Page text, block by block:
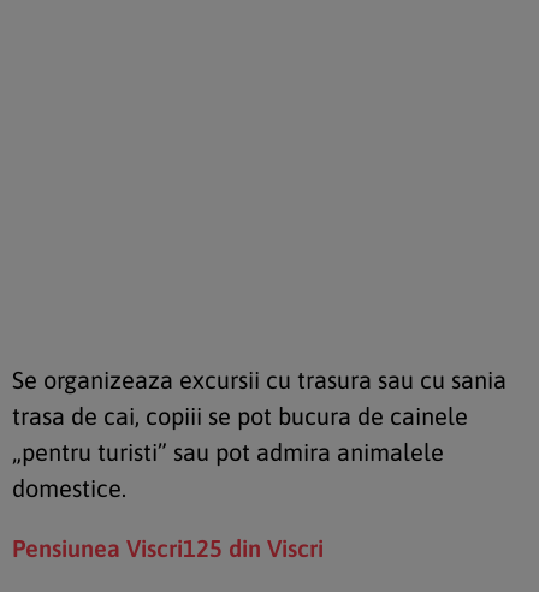
Se organizeaza excursii cu trasura sau cu sania
trasa de cai, copiii se pot bucura de cainele
„pentru turisti” sau pot admira animalele
domestice.
Pensiunea Viscri125 din Viscri